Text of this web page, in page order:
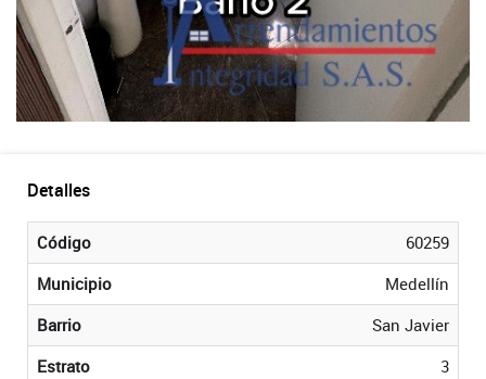
Detalles
Código
60259
Municipio
Medellín
Barrio
San Javier
Estrato
3